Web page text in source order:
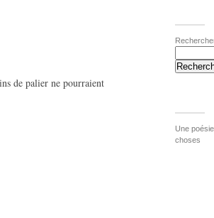
de palier ne pourraient
Une
choses